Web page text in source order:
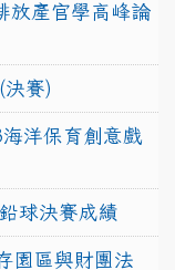
放產官學高峰論
賽)
洋保育創意戲
球決賽成績
園區與財團法